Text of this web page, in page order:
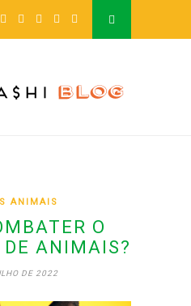
ANIMAIS
O
ANIMAIS?
DE 2022